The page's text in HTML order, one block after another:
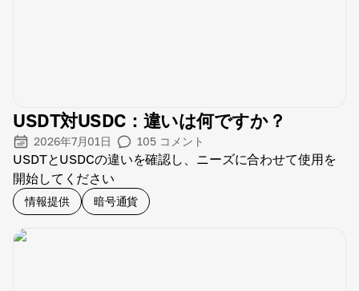
USDT対USDC：違いは何ですか？
2026年7月01日 105 コメント
USDTとUSDCの違いを確認し、ニーズに合わせて使用を
開始してください
情報提供 暗号通貨